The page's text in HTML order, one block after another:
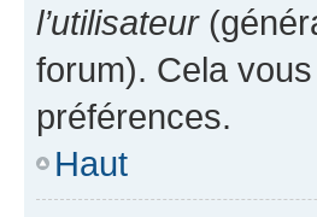
l’utilisateur
forum). Cela
préférences.
Haut